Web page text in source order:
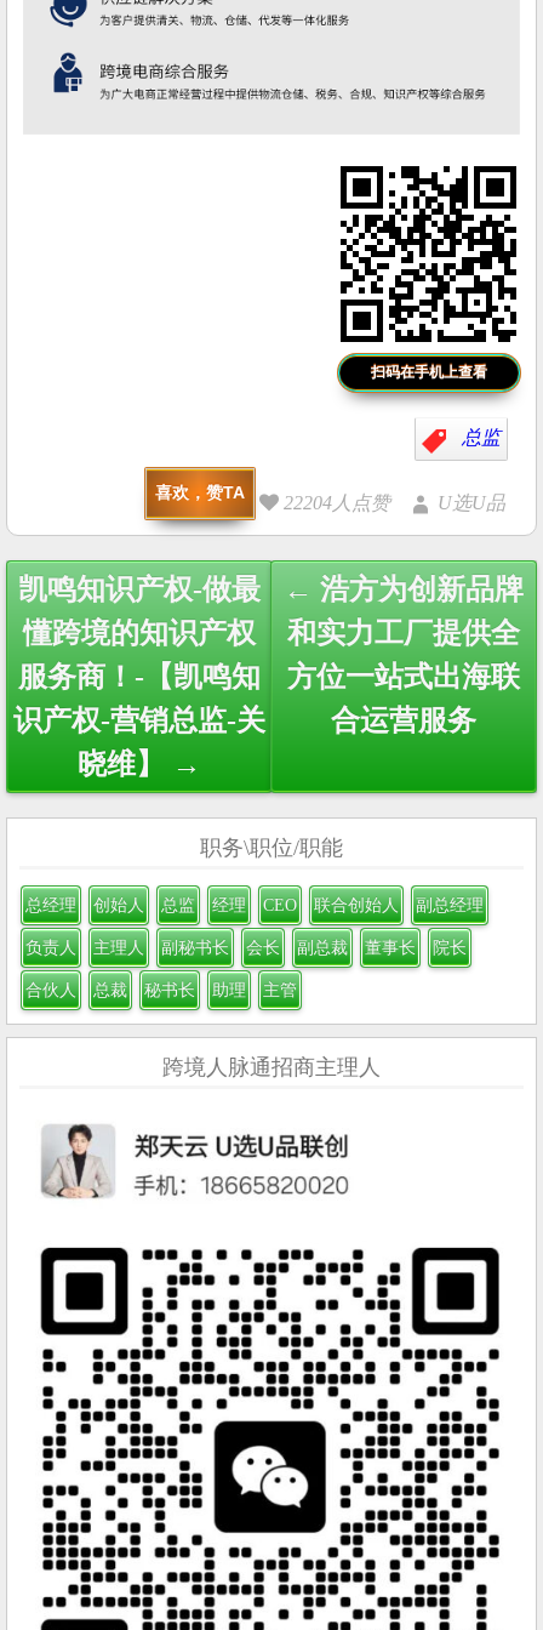
扫码在手机上查看
总监
喜欢，赞TA 22204人点赞 U选U品
Post
navigation
凯鸣知识产权-做最
懂跨境的知识产权
服务商！-【凯鸣知
识产权-营销总监-关
晓维】 →
← 浩方为创新品牌
和实力工厂提供全
方位一站式出海联
合运营服务
职务\职位/职能
总经理 创始人 总监 经理 CEO 联合创始人 副总经理
负责人 主理人 副秘书长 会长 副总裁 董事长 院长
合伙人 总裁 秘书长 助理 主管
跨境人脉通招商主理人